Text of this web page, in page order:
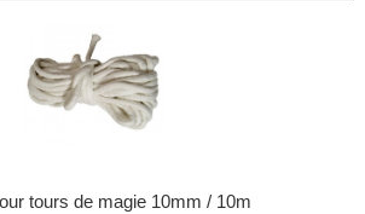
tours de magie 10mm / 10m